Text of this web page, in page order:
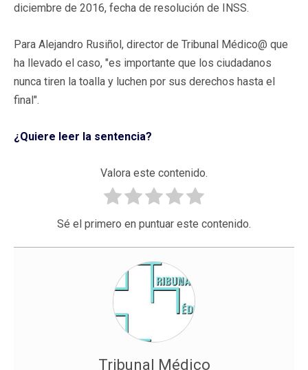
diciembre de 2016, fecha de resolución de INSS.
Para Alejandro Rusiñol, director de Tribunal Médico@ que
ha llevado el caso, "es importante que los ciudadanos
nunca tiren la toalla y luchen por sus derechos hasta el
final".
¿Quiere leer la sentencia?
Valora este contenido.
Sé el primero en puntuar este contenido.
Tribunal Médico